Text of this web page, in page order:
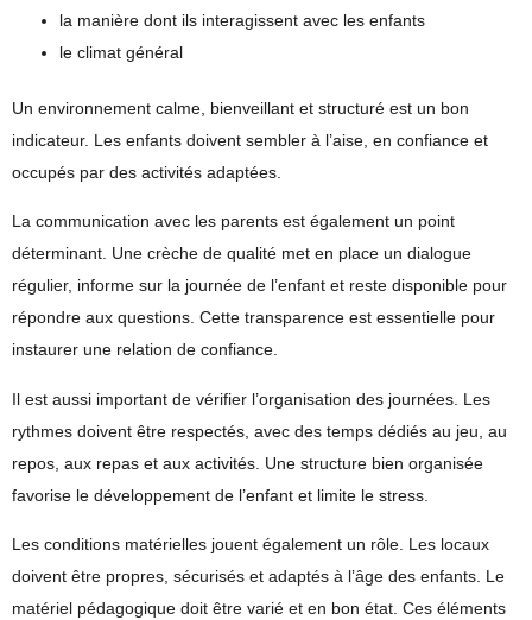
la manière dont ils interagissent avec les enfants
le climat général
Un environnement calme, bienveillant et structuré est un bon
indicateur. Les enfants doivent sembler à l’aise, en confiance et
occupés par des activités adaptées.
La communication avec les parents est également un point
déterminant. Une crèche de qualité met en place un dialogue
régulier, informe sur la journée de l’enfant et reste disponible pour
répondre aux questions. Cette transparence est essentielle pour
instaurer une relation de confiance.
Il est aussi important de vérifier l’organisation des journées . Les
rythmes doivent être respectés, avec des temps dédiés au jeu, au
repos, aux repas et aux activités. Une structure bien organisée
favorise le développement de l’enfant et limite le stress.
Les conditions matérielles jouent également un rôle. Les locaux
doivent être propres, sécurisés et adaptés à l’âge des enfants. Le
matériel pédagogique doit être varié et en bon état. Ces éléments